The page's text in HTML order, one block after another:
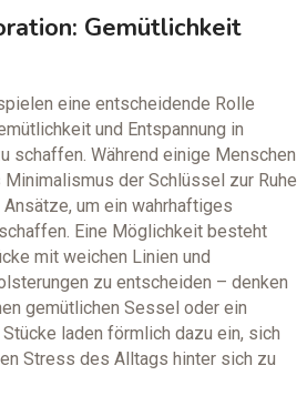
Gemütlichkeit
eine entscheidende Rolle
und Entspannung in
schaffen. Während einige Menschen
der Schlüssel zur Ruhe
um ein wahrhaftiges
Eine Möglichkeit besteht
mit weichen Linien und
zu entscheiden – denken
gemütlichen Sessel oder ein
laden förmlich dazu ein, sich
Stress des Alltags hinter sich zu